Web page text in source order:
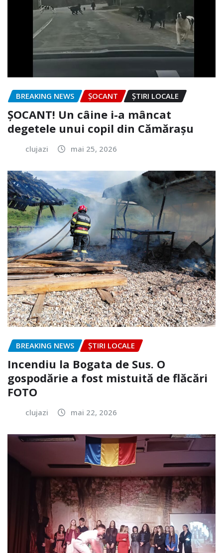
BREAKING NEWS ȘOCANT ȘTIRI LOCALE
ȘOCANT! Un câine i-a mâncat
degetele unui copil din Cămărașu
clujazi mai 25, 2026
BREAKING NEWS ȘTIRI LOCALE
Incendiu la Bogata de Sus. O
gospodărie a fost mistuită de flăcări
FOTO
clujazi mai 22, 2026